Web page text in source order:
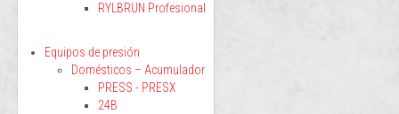
RYLBRUN Profesional
Equipos de presión
Domésticos – Acumulador
PRESS - PRESX
24B